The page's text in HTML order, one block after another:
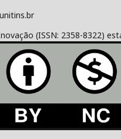
(ISSN: 2358-8322)